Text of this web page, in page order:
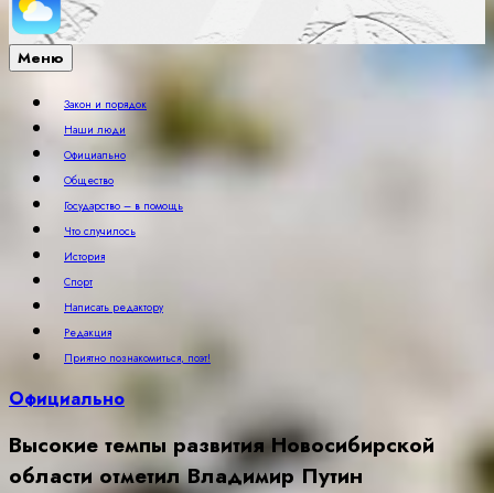
Меню
Закон и порядок
Наши люди
Официально
Общество
Государство – в помощь
Что случилось
История
Спорт
Написать редактору
Редакция
Приятно познакомиться, поэт!
Официально
Высокие темпы развития Новосибирской
области отметил Владимир Путин